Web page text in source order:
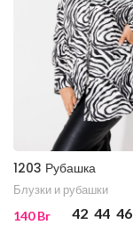
1203 Рубашка
Блузки и рубашки
140Br 42 44 46